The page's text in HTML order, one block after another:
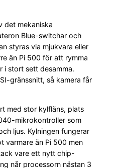
det mekaniska
Blue-switchar och
styras via mjukvara eller
än Pi 500 för att rymma
i stort sett desamma.
gränssnitt, så kamera får
med stor kylfläns, plats
mikrokontroller som
ljus. Kylningen fungerar
varmare än Pi 500 men
vare ett nytt chip-
når processorn nästan 3